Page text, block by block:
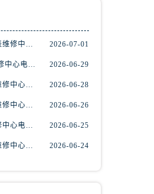
上海市亨利慕时手表维修中心电话（提供专业维修服务，确保您的手表焕然一新） 2026-07-01
北京市BRM手表维修中心电话（维修专家24小时在线，服务周到） 2026-06-29
上海市华斯度手表维修中心地址在哪里（寻找可靠维修服务不再难） 2026-06-28
上海市诺美纳手表维修中心地址在哪里（如何轻松找到它） 2026-06-26
北京市依度手表维修中心电话（提供专业维修服务，解决您的手表难题） 2026-06-25
上海市爱其华手表维修中心地址查询（如何轻松找到维修点） 2026-06-24